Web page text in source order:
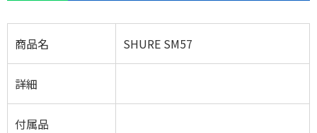
商品名 SHURE SM57
詳細
付属品